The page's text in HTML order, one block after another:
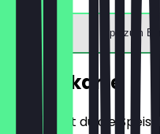
App zum
Speisekarte
Hier findest du die